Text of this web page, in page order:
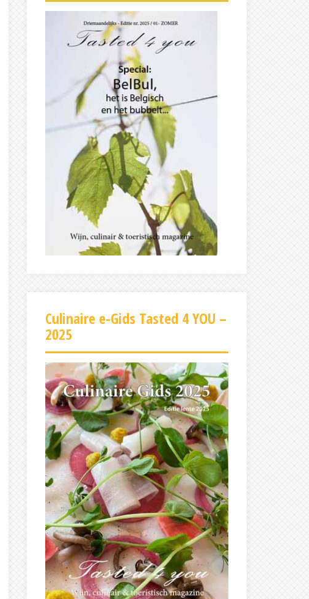
Culinaire e-Gids Tasted 4 YOU –
2025